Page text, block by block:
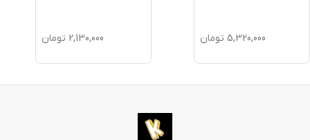
5,320,000 تومان 2,130,000 تومان